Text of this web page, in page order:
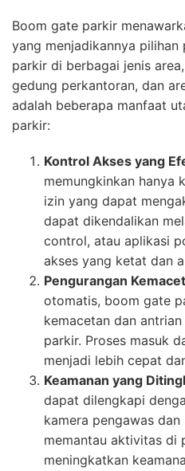
Boom gate parkir
yang menjadikannya
parkir di berbagai jenis
gedung perkantoran, dan
adalah beberapa manfaat
parkir:
Kontrol Akses yang
memungkinkan hanya
izin yang dapat
dapat dikendalikan
control, atau aplikasi
akses yang ketat dan
Pengurangan
otomatis, boom gate
kemacetan dan
parkir. Proses masuk
menjadi lebih cepat
Keamanan yang
dapat dilengkapi
kamera pengawas
memantau aktivitas di
meningkatkan